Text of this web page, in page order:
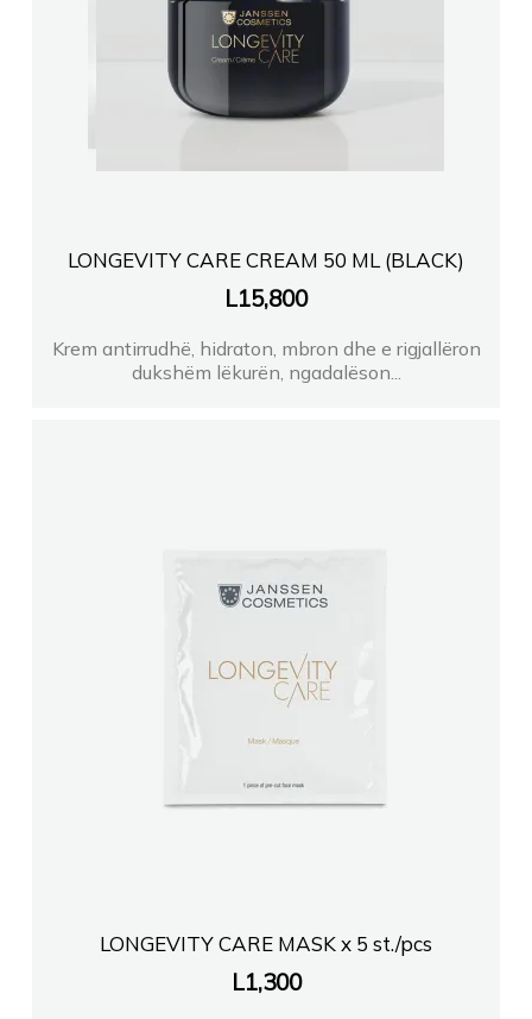
LONGEVITY CARE CREAM 50 ML (BLACK)
L15,800
Krem antirrudhë, hidraton, mbron dhe e rigjallëron
dukshëm lëkurën, ngadalëson...
LONGEVITY CARE MASK x 5 st./pcs
L1,300